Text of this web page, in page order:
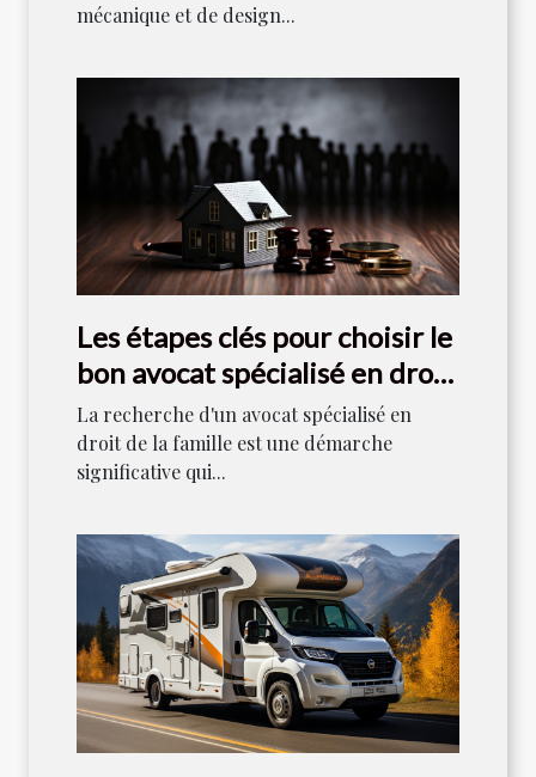
mécanique et de design...
Les étapes clés pour choisir le
bon avocat spécialisé en droit
de la famille
La recherche d'un avocat spécialisé en
droit de la famille est une démarche
significative qui...